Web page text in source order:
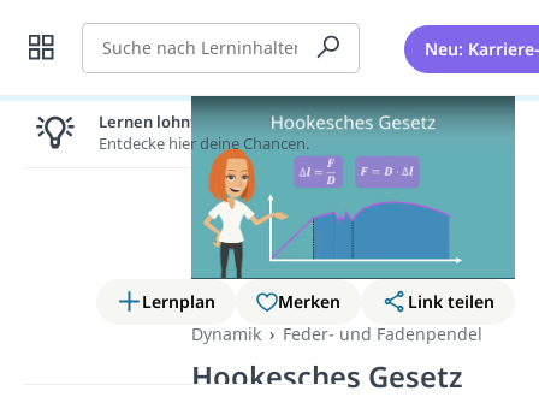
Suche Neu:
Lernplan Merken
Link teilen
Dynamik
Feder- und Fadenpendel
Hookesches Gesetz
Lernen lohnt sich!
Entdecke hier deine Chancen.